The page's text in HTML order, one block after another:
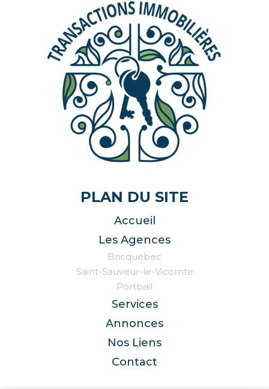
PLAN DU SITE
Accueil
Les Agences
Bricquebec
Saint-Sauveur-le-Vicomte
Portbail
Services
Annonces
Nos Liens
Contact